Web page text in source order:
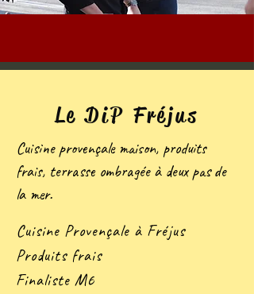
Le DiP Fréjus
Cuisine provençale maison, produits
frais, terrasse ombragée à deux pas de
la mer.
Cuisine Provençale à Fréjus
Produits frais
Finaliste M6